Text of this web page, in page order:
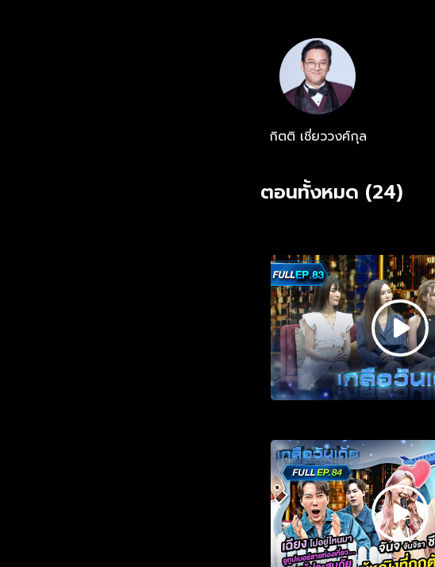
กิตติ เชี่ยววงศ์กุล
ตอนทั้งหมด (24)